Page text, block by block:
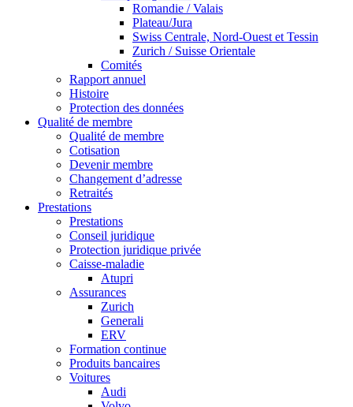
Romandie / Valais
Plateau/Jura
Swiss Centrale, Nord-Ouest et Tessin
Zurich / Suisse Orientale
Comités
Rapport annuel
Histoire
Protection des données
Qualité de membre
Qualité de membre
Cotisation
Devenir membre
Changement d’adresse
Retraités
Prestations
Prestations
Conseil juridique
Protection juridique privée
Caisse-maladie
Atupri
Assurances
Zurich
Generali
ERV
Formation continue
Produits bancaires
Voitures
Audi